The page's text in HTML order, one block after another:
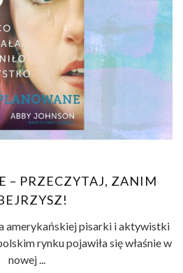
– PRZECZYTAJ, ZANIM
amerykańskiej pisarki i aktywistki
rynku pojawiła się właśnie w
nowej ...